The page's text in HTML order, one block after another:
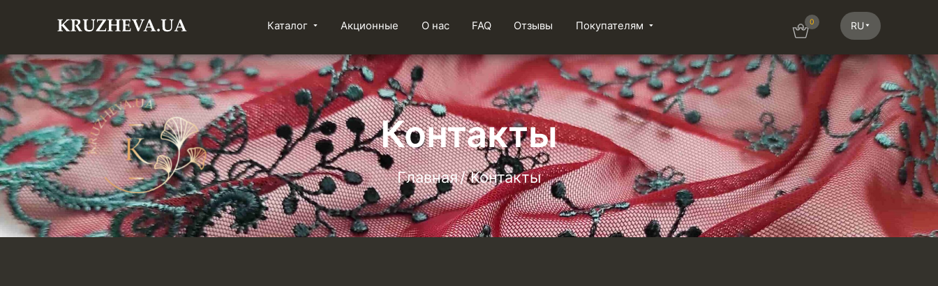
Каталог Акционные О нас FAQ Отзывы Покупателям 0 RU
Контакты
Главная Контакты